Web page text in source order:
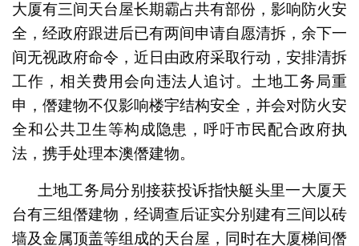
政府采取行动清拆中区一大厦顶楼加盖屋及及梯间闸门。
大厦有三间天台屋长期霸占共有部份，影响防火安
全，经政府跟进后已有两间申请自愿清拆，余下一
间无视政府命令，近日由政府采取行动，安排清拆
工作，相关费用会向违法人追讨。土地工务局重
申，僭建物不仅影响楼宇结构安全，并会对防火安
全和公共卫生等构成隐患，呼吁市民配合政府执
法，携手处理本澳僭建物。
土地工务局分别接获投诉指快艇头里一大厦天
台有三组僭建物，经调查后证实分别建有三间以砖
墙及金属顶盖等组成的天台屋，同时在大厦梯间僭